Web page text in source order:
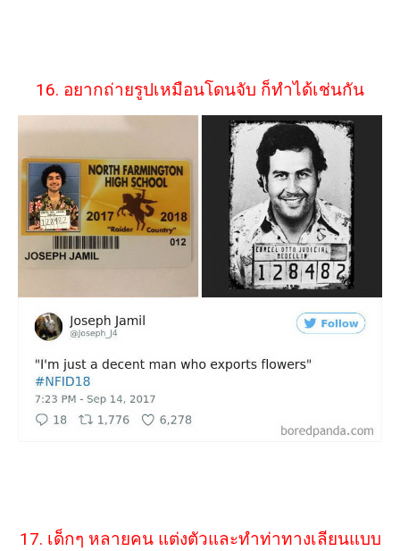
16. อยากถ่ายรูปเหมือนโดนจับ ก็ทำได้เช่นกัน
17. เด็กๆ หลายคน แต่งตัวและทำท่าทางเลียนแบบ